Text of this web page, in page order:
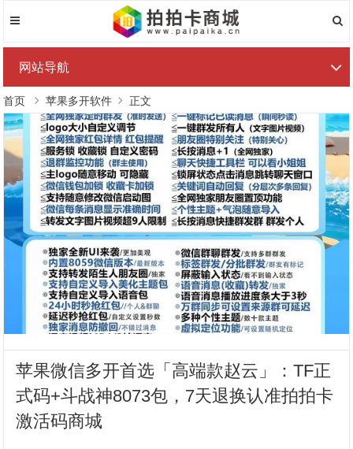
网站导航
首页 苹果多开软件 正文
苹果微信多开首选「高端款赵云」：TF正
式码+斗战神8073包，7天退换认准拍拍卡
激活码商城